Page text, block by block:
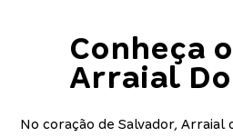
Conheça
Arraial
No coração de Salvador, Arraial